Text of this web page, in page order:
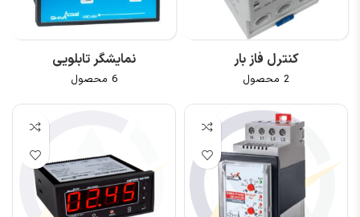
کنترل فاز بار
2 محصول
نمایشگر تابلویی
6 محصول